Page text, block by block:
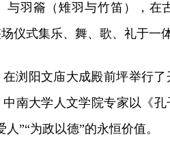
与羽籥（雉羽与竹笛），在
仪式集乐、舞、歌、礼于一
浏阳文庙大成殿前坪举行
南大学人文学院专家以《
”“为政以德”的永恒价值。